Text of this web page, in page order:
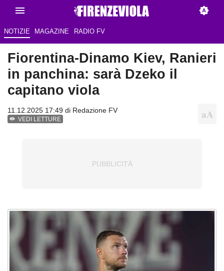
NOTIZIE MAGAZINE RADIO FV
Fiorentina-Dinamo Kiev, Ranieri
in panchina: sarà Dzeko il
capitano viola
11.12.2025 17:49 di Redazione FV
VEDI LETTURE